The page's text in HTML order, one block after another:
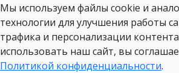
Мы используем файлы cookie и
технологии для улучшения работы
трафика и персонализации
использовать наш сайт, вы
Политикой конфиденциальности.